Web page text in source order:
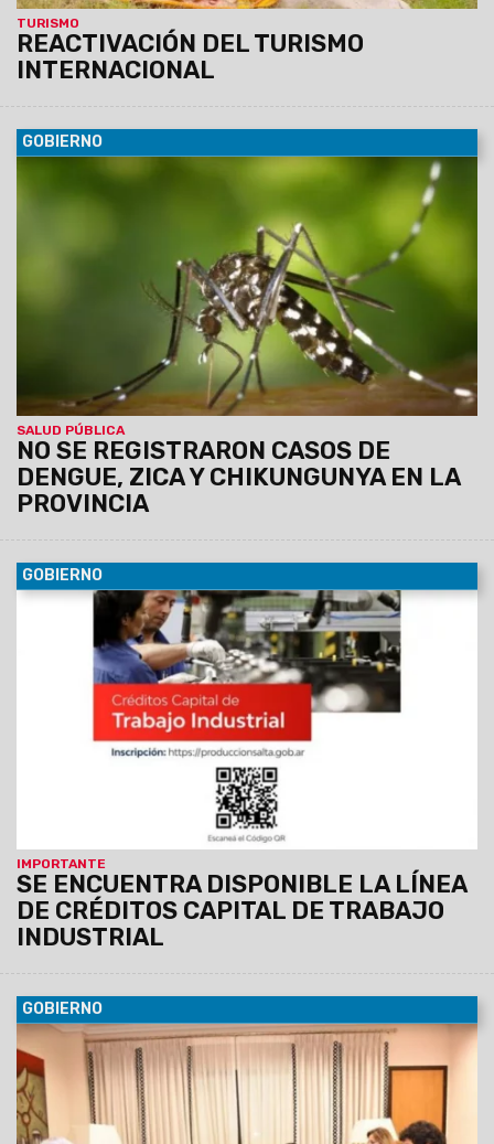
TURISMO
REACTIVACIÓN DEL TURISMO
INTERNACIONAL
GOBIERNO
SALUD PÚBLICA
NO SE REGISTRARON CASOS DE
DENGUE, ZICA Y CHIKUNGUNYA EN LA
PROVINCIA
10/11/2021 A la fecha se notificaron 62 pacientes
sospechosos, de los cuales 51 fueron descartados por
laboratorio y 11 están en estudio. Asimismo, avanza el
proceso de descacharrado en 25 municipios de San Martín,
GOBIERNO
IMPORTANTE
SE ENCUENTRA DISPONIBLE LA LÍNEA
DE CRÉDITOS CAPITAL DE TRABAJO
INDUSTRIAL
09/11/2021
La finalidad es reactivar la actividad
económica, fomentar la inversión y ampliación de la
capacidad productiva, e incentivar la creación de puestos de
trabajo. Los créditos están destinados a empresas
industriales.
GOBIERNO
09/11/2021 El Gobernador recibió a directivos de la minera
Eramine Sudamérica S.A., quienes les comentaron que con
una inversión total de USD600 millones pasarán a la escala
comercial con la construcción de una planta de carbonato de
litio grado batería por 24 mil toneladas desde 2022. La